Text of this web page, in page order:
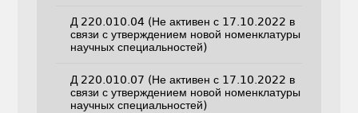
Д 220.010.04 (Не активен с 17.10.2022 в
связи с утверждением новой номенклатуры
научных специальностей)
Д 220.010.07 (Не активен с 17.10.2022 в
связи с утверждением новой номенклатуры
научных специальностей)